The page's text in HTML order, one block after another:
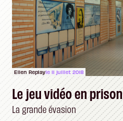
Ellen Replayle 11 juillet 2018
Le jeu vidéo en prison
La grande évasion